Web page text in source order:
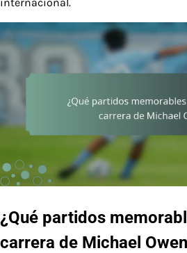
internacional.
¿Qué partidos
carrera de Michael